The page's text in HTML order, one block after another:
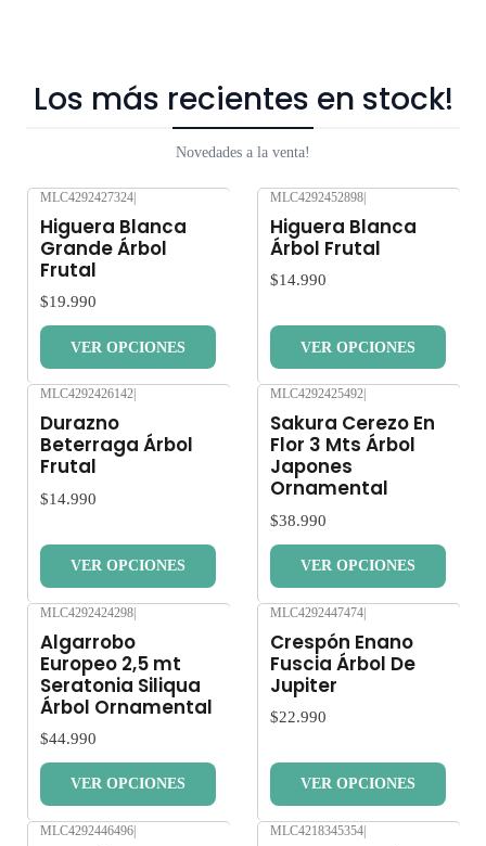
Los más recientes en stock!
Novedades a la venta!
MLC4292427324|
Higuera Blanca
Grande Árbol
Frutal
$19.990
VER OPCIONES
MLC4292452898|
Higuera Blanca
Árbol Frutal
$14.990
VER OPCIONES
MLC4292426142
Durazno
Beterraga Árbol
Frutal
$14.990
VER OPCIONES
MLC4292425492
Sakura Cerezo En
Flor 3 Mts Árbol
Japones
Ornamental
$38.990
VER OPCIONES
MLC4292424298|
Algarrobo
Europeo 2,5 mt
Seratonia Siliqua
Árbol Ornamental
$44.990
VER OPCIONES
MLC4292447474|
Crespón Enano
Fuscia Árbol De
Jupiter
$22.990
VER OPCIONES
MLC4292446496| MLC4218345354|